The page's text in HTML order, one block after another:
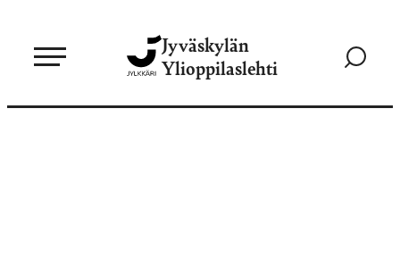
sisältöön
Jyväskylän
Ylioppilaslehti
Siirry